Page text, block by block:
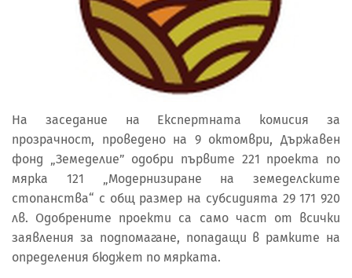
На заседание на Експертната комисия за
прозрачност, проведено на 9 октомври, Държавен
фонд „Земеделие” одобри първите 221 проекта по
мярка 121 „Модернизиране на земеделските
стопанства“ с общ размер на субсидията 29 171 920
лв. Одобрените проекти са само част от всички
заявления за подпомагане, попадащи в рамките на
определения бюджет по мярката.